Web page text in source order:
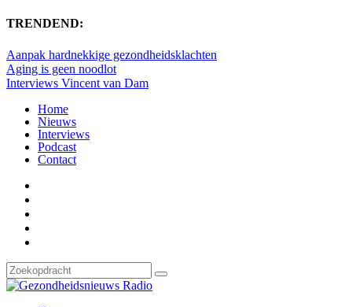
TRENDEND:
Aanpak hardnekkige gezondheidsklachten
Aging is geen noodlot
Interviews Vincent van Dam
Home
Nieuws
Interviews
Podcast
Contact